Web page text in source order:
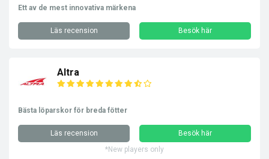
Ett av de mest innovativa märkena
Läs recension Besök här
Altra
Bästa löparskor för breda fötter
Läs recension
Besök här
*New players only